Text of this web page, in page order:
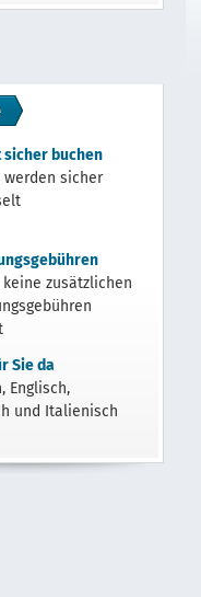
buchen
werden sicher
keine zusätzlichen
Sie da
Englisch,
und Italienisch